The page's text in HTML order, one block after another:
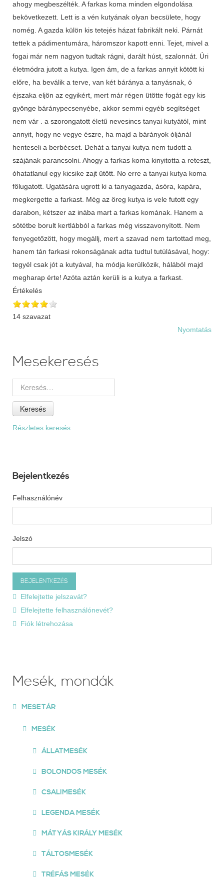
ahogy megbeszélték. A farkas koma minden elgon­dolása
bekövetkezett. Lett is a vén kutyának olyan becsülete, hogy
nomég. A gazda külön kis tetejés házat fabrikált neki. Párnát
tettek a pádimentu­mára, háromszor kapott enni. Tejet, mivel a
fogai már nem nagyon tudtak rágni, darált húst, szalonnát. Úri
életmódra jutott a kutya. Igen ám, de a farkas annyit kötött ki
előre, ha beválik a terve, van két báránya a tanyásnak, ó
éjszaka eljön az egyikért, mert már régen ütötte fogát egy kis
gyönge báránypecsenyébe, akkor semmi egyéb segítséget
nem vár . a szorongatott életű nevesincs tanyai kutyától, mint
annyit, hogy ne vegye észre, ha majd a bárányok óljánál
henteseli a berbécset. Dehát a tanyai kutya nem tudott a
szájának parancsolni. Ahogy a farkas koma kinyitotta a reteszt,
óhatatlanul egy kicsike zajt ütött. No erre a tanyai kutya koma
fölugatott. Ugatására ugrott ki a tanyagazda, ásóra, kapára,
megkergette a farkast. Még az öreg kutya is vele futott egy
darabon, kétszer az inába mart a farkas komának. Hanem a
sötétbe borult kertlábból a farkas még visszavonyított. Nem
fenyegetőzött, hogy megállj, mert a szavad nem tartottad meg,
hanem tán farkasi rokonságának adta tudtul tutúlásával, hogy:
tegyél csak jót a kutyával, ha módja kerülközik, hálából majd
megharap érte! Azóta aztán kerüli is a kutya a farkast.
Értékelés
14 szavazat
Nyomtatás
Mesekeresés
Keresés
Részletes keresés
Bejelentkezés
Felhasználónév
Jelszó
Elfelejtette jelszavát?
Elfelejtette felhasználónevét?
Fiók létrehozása
Mesék, mondák
MESETÁR
MESÉK
ÁLLATMESÉK
BOLONDOS MESÉK
CSALIMESÉK
LEGENDA MESÉK
MÁTYÁS KIRÁLY MESÉK
TÁLTOSMESÉK
TRÉFÁS MESÉK